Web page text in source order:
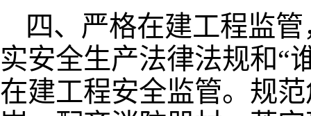
四、严格在建工程监
实安全生产法律法规和“
在建工程安全监管。规